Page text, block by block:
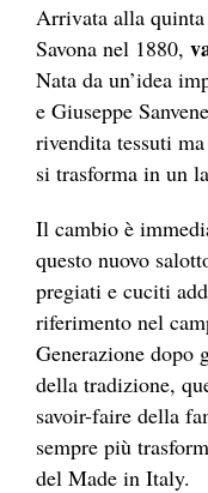
Arrivata alla quinta
Savona nel 1880,
Nata da un’idea
e Giuseppe
rivendita tessuti
si trasforma in un
Il cambio è
questo nuovo
pregiati e cuciti
riferimento nel
Generazione dopo
della tradizione,
savoir-faire della
sempre più
del Made in Italy.